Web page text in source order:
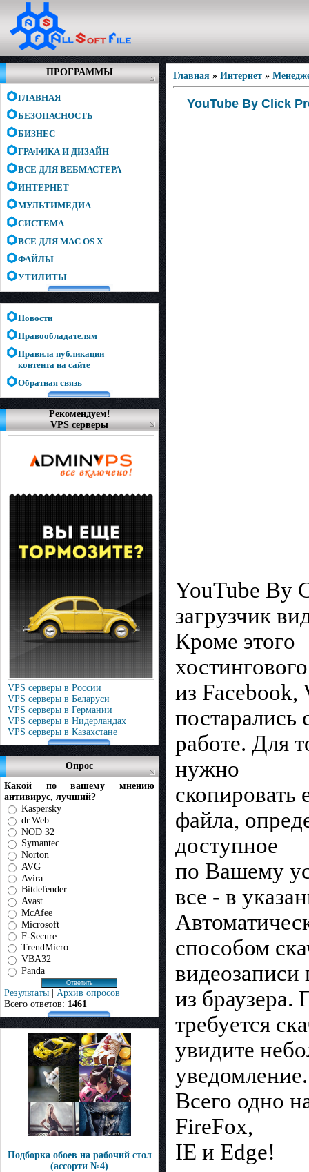
ПРОГРАММЫ
ГЛАВНАЯ
БЕЗОПАСНОСТЬ
БИЗНЕС
ГРАФИКА И ДИЗАЙН
ВСЕ ДЛЯ ВЕБМАСТЕРА
ИНТЕРНЕТ
МУЛЬТИМЕДИА
СИСТЕМА
ВСЕ ДЛЯ MAC OS X
ФАЙЛЫ
УТИЛИТЫ
Новости
Правообладателям
Правила публикации
контента на сайте
Обратная связь
Рекомендуем!
VPS серверы
VPS серверы в России
VPS серверы в Беларуси
VPS серверы в Германии
VPS серверы в Нидерландах
VPS серверы в Казахстане
Опрос
Какой по вашему мнению
антивирус, лучший?
Kaspersky
dr.Web
NOD 32
Symantec
Norton
AVG
Avira
Bitdefender
Avast
McAfee
Microsoft
F-Secure
TrendMicro
VBA32
Panda
Результаты | Архив опросов
Всего ответов: 1461
Подборка обоев на рабочий стол
(ассорти №4)
Главная » Интернет »
YouTube By Click
YouTube By
загрузчик
Кроме этого
из Facebook,
постарались
работе. Для
нужно
скопировать
файла,
доступное
по Вашему
все - в
способом
видеозаписи
из браузера.
требуется
увидите
Всего одно
FireFox,
IE и Edge!